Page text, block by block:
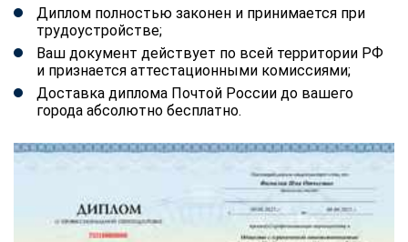
Диплом полностью законен и принимается при
трудоустройстве;
Ваш документ действует по всей территории РФ
и признается аттестационными комиссиями;
Доставка диплома Почтой России до вашего
города абсолютно бесплатно.